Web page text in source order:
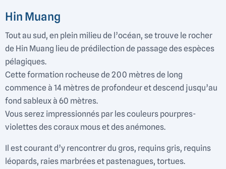
Hin Muang
Tout au sud, en plein milieu de l’océan, se trouve le rocher
de Hin Muang lieu de prédilection de passage des espèces
pélagiques.
Cette formation rocheuse de 200 mètres de long
commence à 14 mètres de profondeur et descend jusqu’au
fond sableux à 60 mètres.
Vous serez impressionnés par les couleurs pourpres-
violettes des coraux mous et des anémones.
Il est courant d’y rencontrer du gros, requins gris, requins
léopards, raies marbrées et pastenagues, tortues.